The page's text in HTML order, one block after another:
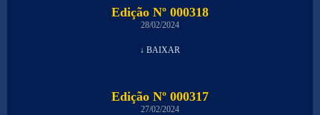
Edição Nº 000318
28/02/2024
↓ BAIXAR
Edição Nº 000317
27/02/2024